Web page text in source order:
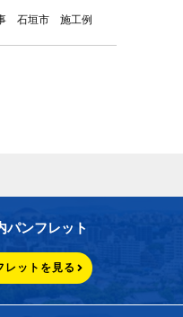
石垣市 施工例
パンフレット
レットを見る